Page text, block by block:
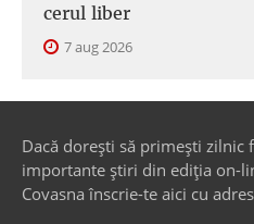
cerul liber
7 aug 2026
Dacă dorești să primești zilnic
importante știri din ediția on-
Covasna înscrie-te aici cu